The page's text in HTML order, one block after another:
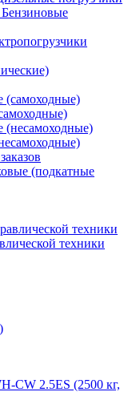
Бензиновые
(подкатные
техники